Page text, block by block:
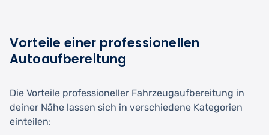
Vorteile einer professionellen
Autoaufbereitung
Die Vorteile professioneller Fahrzeugaufbereitung in
deiner Nähe lassen sich in verschiedene Kategorien
einteilen: